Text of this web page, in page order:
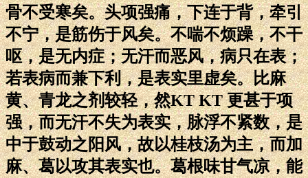
骨不受寒矣。头项强痛，下连于背，牵引
不宁，是筋伤于风矣。不喘不烦躁，不干
呕，是无内症；无汗而恶风，病只在表；
若表病而兼下利，是表实里虚矣。比麻
黄、青龙之剂较轻，然KT KT 更甚于项
强，而无汗不失为表实，脉浮不紧数，是
中于鼓动之阳风，故以桂枝汤为主，而加
麻、葛以攻其表实也。葛根味甘气凉，能